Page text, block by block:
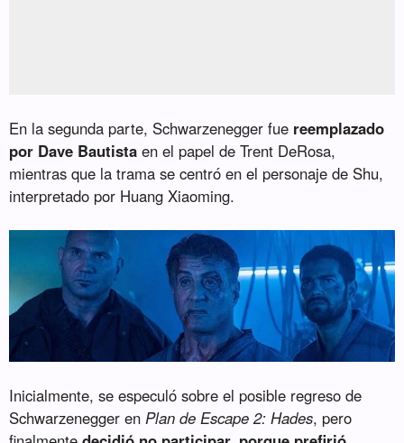
En la segunda parte, Schwarzenegger fue reemplazado
por Dave Bautista en el papel de Trent DeRosa,
mientras que la trama se centró en el personaje de Shu,
interpretado por Huang Xiaoming.
Inicialmente, se especuló sobre el posible regreso de
Schwarzenegger enPlan de Escape 2: Hades, pero